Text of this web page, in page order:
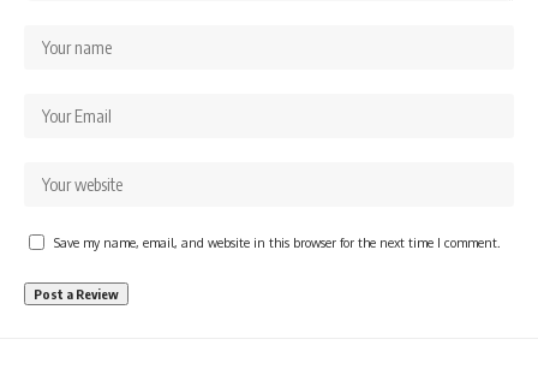
Save my name, email, and website in this browser for the next time I comment.